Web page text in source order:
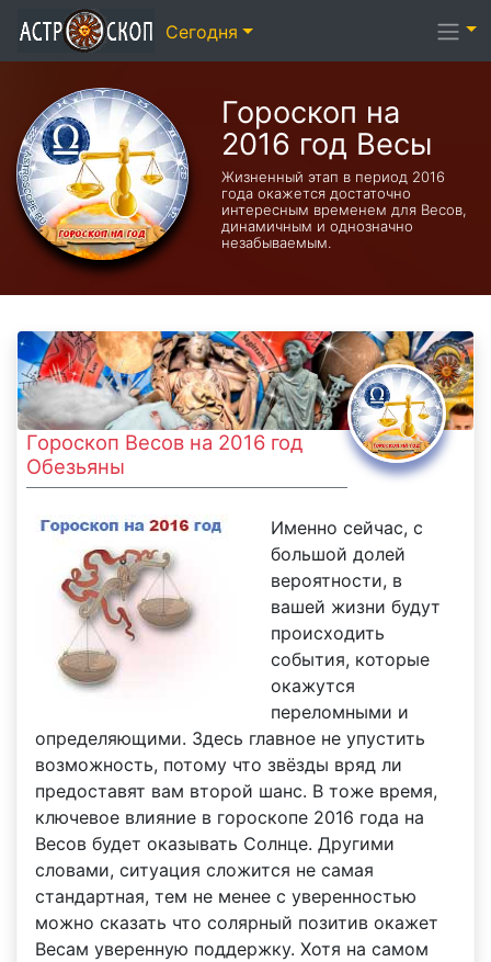
Гороскоп на
2016 год Весы
Жизненный этап в период 2016
года окажется достаточно
интересным временем для Весов,
динамичным и однозначно
незабываемым.
Гороскоп Весов на 2016 год
Обезьяны
Именно сейчас, с
большой долей
вероятности, в
вашей жизни будут
происходить
события, которые
окажутся
переломными и
определяющими. Здесь главное не упустить
возможность, потому что звёзды вряд ли
предоставят вам второй шанс. В тоже время,
ключевое влияние в гороскопе 2016 года на
Весов будет оказывать Солнце. Другими
словами, ситуация сложится не самая
стандартная, тем не менее с уверенностью
можно сказать что солярный позитив окажет
Весам уверенную поддержку. Хотя на самом
Сегодня